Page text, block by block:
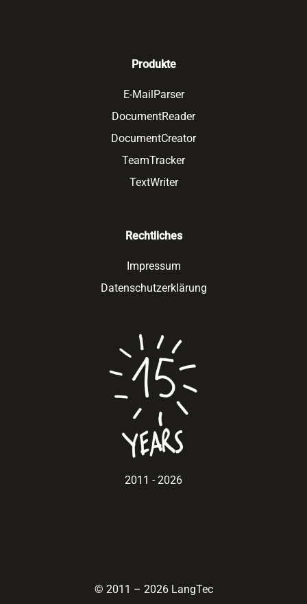
Produkte
E-MailParser
DocumentReader
DocumentCreator
TeamTracker
TextWriter
Rechtliches
Impressum
Datenschutzerklärung
2011 - 2026
© 2011 – 2026 LangTec